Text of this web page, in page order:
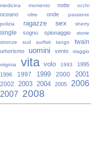
medicina
momento notte occhi
oceano oltre onde
passione
polizia
ragazze sex sherry
single sogno spionaggio
storie
stronze
sud surfisti tango
twain
umorismo
uomini vento viaggio
virginia vita volo 1993
1995
1996
1997 1999 2000 2001
2002 2003 2004 2005
2006
2007 2008